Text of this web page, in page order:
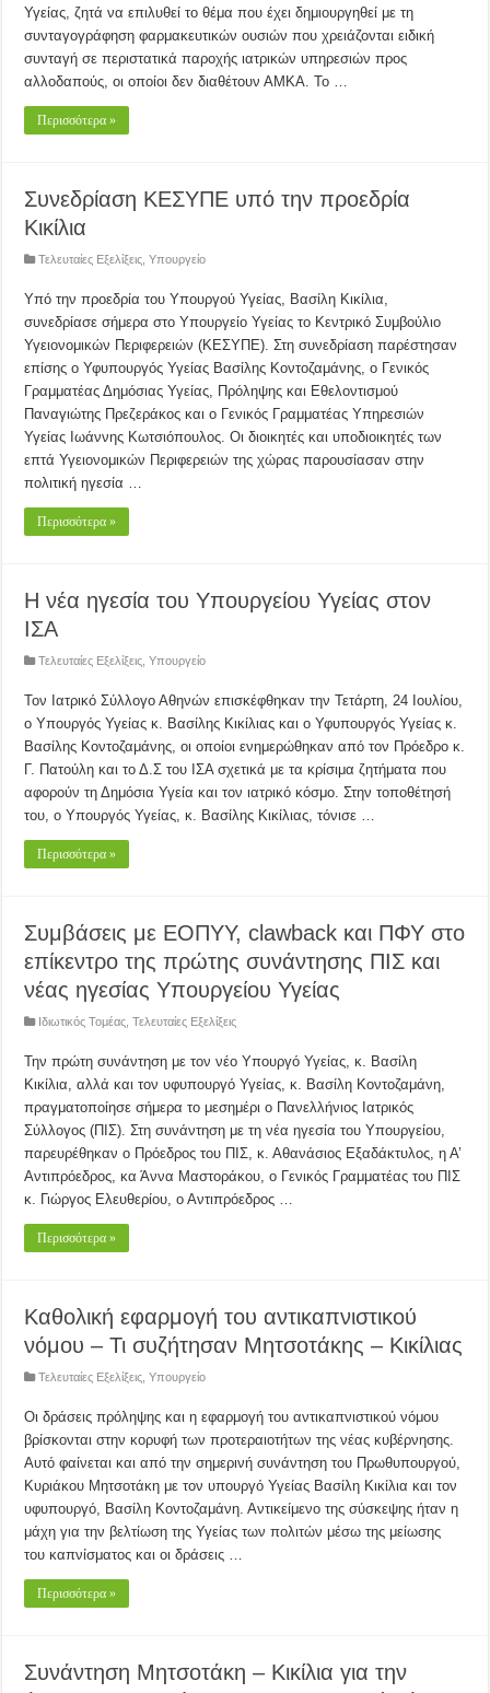
Υγείας, ζητά να επιλυθεί το θέμα που έχει δημιουργηθεί με τη
συνταγογράφηση φαρμακευτικών ουσιών που χρειάζονται ειδική
συνταγή σε περιστατικά παροχής ιατρικών υπηρεσιών προς
αλλοδαπούς, οι οποίοι δεν διαθέτουν ΑΜΚΑ. Το …
Περισσότερα »
Συνεδρίαση ΚΕΣΥΠΕ υπό την προεδρία
Κικίλια
Τελευταίες Εξελίξεις ,Υπουργείο
Υπό την προεδρία του Υπουργού Υγείας, Βασίλη Κικίλια,
συνεδρίασε σήμερα στο Υπουργείο Υγείας το Κεντρικό Συμβούλιο
Υγειονομικών Περιφερειών (ΚΕΣΥΠΕ). Στη συνεδρίαση παρέστησαν
επίσης ο Υφυπουργός Υγείας Βασίλης Κοντοζαμάνης, ο Γενικός
Γραμματέας Δημόσιας Υγείας, Πρόληψης και Εθελοντισμού
Παναγιώτης Πρεζεράκος και ο Γενικός Γραμματέας Υπηρεσιών
Υγείας Ιωάννης Κωτσιόπουλος. Οι διοικητές και υποδιοικητές των
επτά Υγειονομικών Περιφερειών της χώρας παρουσίασαν στην
πολιτική ηγεσία …
Περισσότερα »
H νέα ηγεσία του Υπουργείου Υγείας στον
ΙΣΑ
Τελευταίες Εξελίξεις ,Υπουργείο
Τον Ιατρικό Σύλλογο Αθηνών επισκέφθηκαν την Τετάρτη, 24 Ιουλίου,
ο Υπουργός Υγείας κ. Βασίλης Κικίλιας και ο Υφυπουργός Υγείας κ.
Βασίλης Κοντοζαμάνης, οι οποίοι ενημερώθηκαν από τον Πρόεδρο κ.
Γ. Πατούλη και το Δ.Σ του ΙΣΑ σχετικά με τα κρίσιμα ζητήματα που
αφορούν τη Δημόσια Υγεία και τον ιατρικό κόσμο. Στην τοποθέτησή
του, ο Υπουργός Υγείας, κ. Βασίλης Κικίλιας, τόνισε …
Περισσότερα »
Συμβάσεις με ΕΟΠΥΥ, clawback και ΠΦΥ στο
επίκεντρο της πρώτης συνάντησης ΠΙΣ και
νέας ηγεσίας Υπουργείου Υγείας
Ιδιωτικός Τομέας ,Τελευταίες Εξελίξεις
Την πρώτη συνάντηση με τον νέο Yπουργό Υγείας, κ. Βασίλη
Κικίλια, αλλά και τον υφυπουργό Υγείας, κ. Βασίλη Κοντοζαμάνη,
πραγματοποίησε σήμερα το μεσημέρι ο Πανελλήνιος Ιατρικός
Σύλλογος (ΠΙΣ). Στη συνάντηση με τη νέα ηγεσία του Υπουργείου,
παρευρέθηκαν ο Πρόεδρος του ΠΙΣ, κ. Αθανάσιος Εξαδάκτυλος, η Α’
Αντιπρόεδρος, κα Άννα Μαστοράκου, ο Γενικός Γραμματέας του ΠΙΣ
κ. Γιώργος Ελευθερίου, ο Αντιπρόεδρος …
Περισσότερα »
Καθολική εφαρμογή του αντικαπνιστικού
νόμου – Τι συζήτησαν Μητσοτάκης – Κικίλιας
Τελευταίες Εξελίξεις ,Υπουργείο
Οι δράσεις πρόληψης και η εφαρμογή του αντικαπνιστικού νόμου
βρίσκονται στην κορυφή των προτεραιοτήτων της νέας κυβέρνησης.
Αυτό φαίνεται και από την σημερινή συνάντηση του Πρωθυπουργού,
Κυριάκου Μητσοτάκη με τον υπουργό Υγείας Βασίλη Κικίλια και τον
υφυπουργό, Βασίλη Κοντοζαμάνη. Αντικείμενο της σύσκεψης ήταν η
μάχη για την βελτίωση της Υγείας των πολιτών μέσω της μείωσης
του καπνίσματος και οι δράσεις …
Περισσότερα »
Συνάντηση Μητσοτάκη – Κικίλια για την